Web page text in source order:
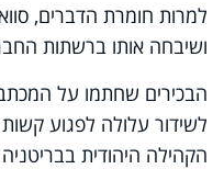
למרות חומרת הדברים,
ושיבחה אותו ברשתות
הבכירים שחתמו על
הקהילה היהודית